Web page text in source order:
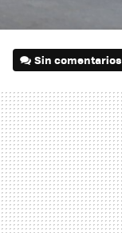
Sin comentarios